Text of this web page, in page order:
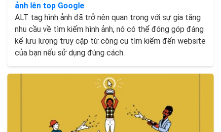
ảnh lên top Google
ALT tag hình ảnh đã trở nên quan trọng với sự gia tăng
nhu cầu về tìm kiếm hình ảnh, nó có thể đóng góp đáng
kể lưu lượng truy cập từ công cụ tìm kiếm đến website
của bạn nếu sử dụng đúng cách.